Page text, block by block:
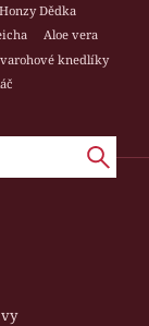
Dědka
Aloe vera
knedlíky